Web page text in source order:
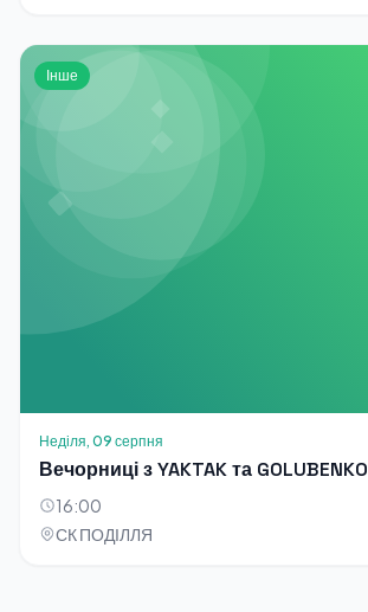
Інше
Неділя, 09 серпня
Вечорниці з YAKTAK та GOLUBENKO
16:00
СК ПОДІЛЛЯ